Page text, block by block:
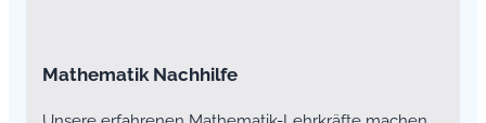
Mathematik Nachhilfe